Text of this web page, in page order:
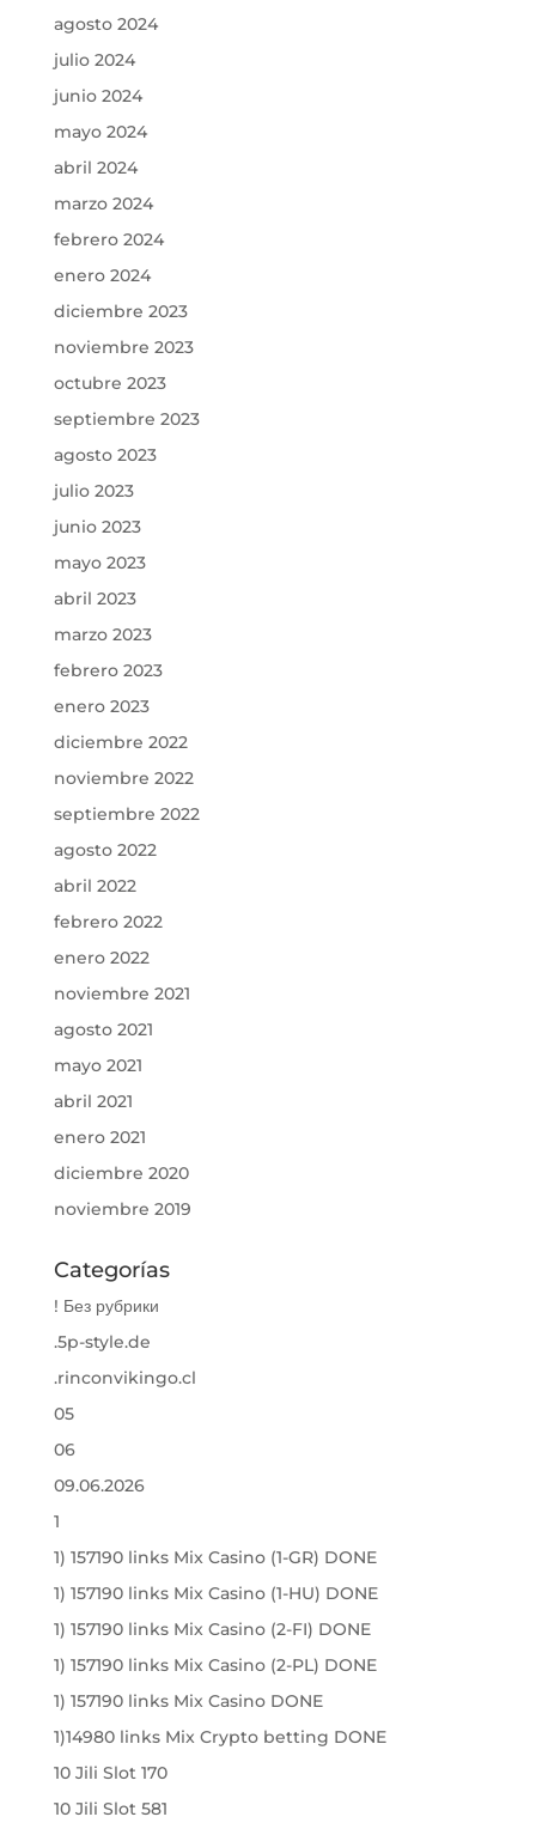
agosto 2024
julio 2024
junio 2024
mayo 2024
abril 2024
marzo 2024
febrero 2024
enero 2024
diciembre 2023
noviembre 2023
octubre 2023
septiembre 2023
agosto 2023
julio 2023
junio 2023
mayo 2023
abril 2023
marzo 2023
febrero 2023
enero 2023
diciembre 2022
noviembre 2022
septiembre 2022
agosto 2022
abril 2022
febrero 2022
enero 2022
noviembre 2021
agosto 2021
mayo 2021
abril 2021
enero 2021
diciembre 2020
noviembre 2019
Categorías
! Без рубрики
.5p-style.de
.rinconvikingo.cl
05
06
09.06.2026
1
1) 157190 links Mix Casino (1-GR) DONE
1) 157190 links Mix Casino (1-HU) DONE
1) 157190 links Mix Casino (2-FI) DONE
1) 157190 links Mix Casino (2-PL) DONE
1) 157190 links Mix Casino DONE
1)14980 links Mix Crypto betting DONE
10 Jili Slot 170
10 Jili Slot 581